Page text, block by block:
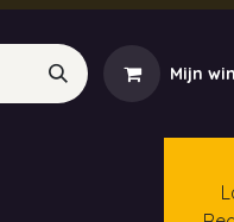
Mijn